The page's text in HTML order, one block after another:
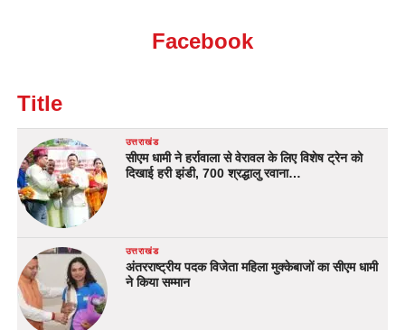
Facebook
Title
उत्तराखंड
सीएम धामी ने हर्रावाला से वेरावल के लिए विशेष ट्रेन को
दिखाई हरी झंडी, 700 श्रद्धालु रवाना…
उत्तराखंड
अंतरराष्ट्रीय पदक विजेता महिला मुक्केबाजों का सीएम धामी
ने किया सम्मान